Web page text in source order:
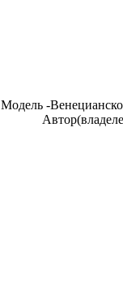
Модель -